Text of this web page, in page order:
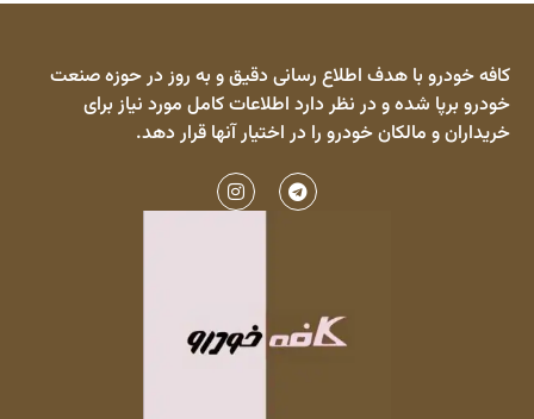
کافه خودرو با هدف اطلاع رسانی دقیق و به روز در حوزه صنعت
خودرو برپا شده و در نظر دارد اطلاعات کامل مورد نیاز برای
خریداران و مالکان خودرو را در اختیار آنها قرار دهد.